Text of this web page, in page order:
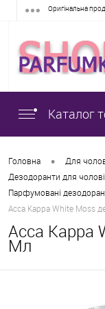
Оригінальна
Каталог
Головна • Для
Дезодоранти для
Парфумовані
Acca Kappa White Moss
Acca Kappa White Moss Део-Стик 75
Мл